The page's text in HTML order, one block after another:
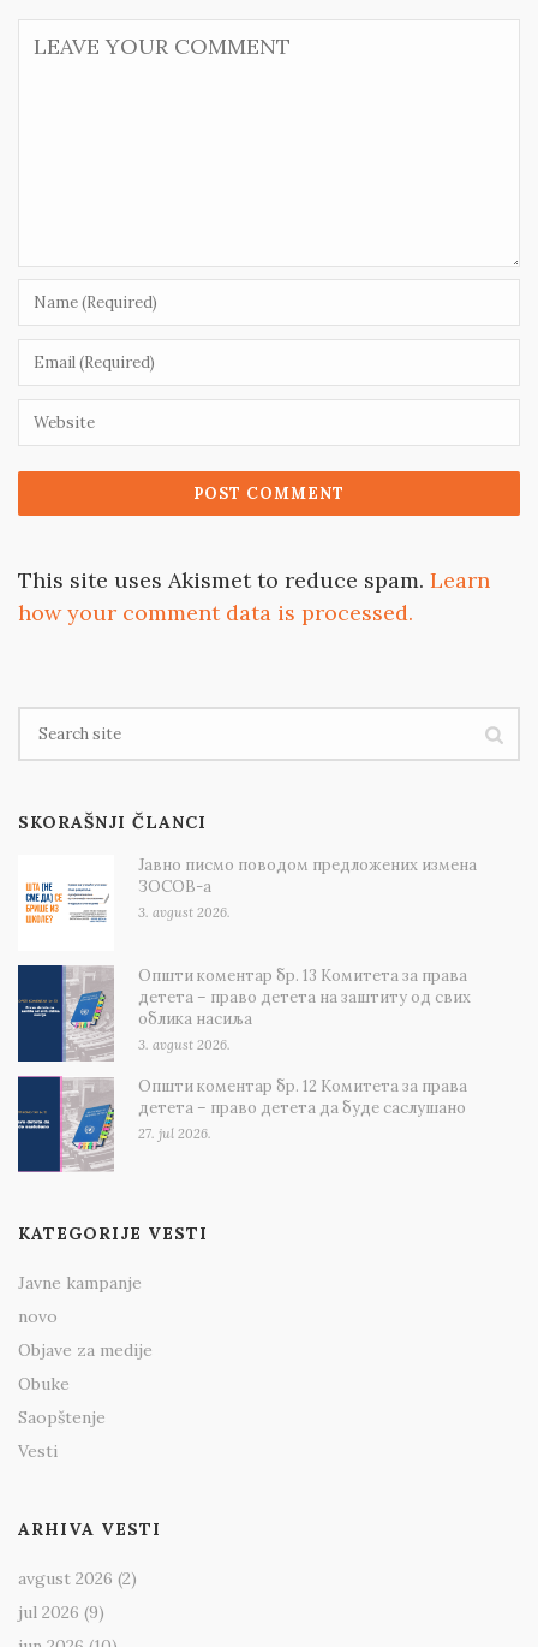
This site uses Akismet to reduce spam. Learn
how your comment data is processed.
SKORAŠNJI ČLANCI
Јавно писмо поводом предложених измена
ЗОСОВ-а
3. avgust 2026.
Општи коментар бр. 13 Комитета за права
детета – право детета на заштиту од свих
облика насиља
3. avgust 2026.
Општи коментар бр. 12 Комитета за права
детета – право детета да буде саслушано
27. jul 2026.
KATEGORIJE VESTI
Javne kampanje
novo
Objave za medije
Obuke
Saopštenje
Vesti
ARHIVA VESTI
avgust 2026 (2)
jul 2026 (9)